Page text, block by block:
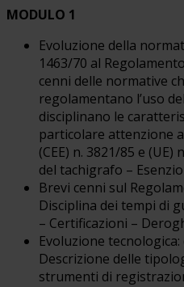
MODULO 1
Evoluzione della
1463/70 al
cenni delle normative
regolamentano l’uso
disciplinano le
particolare attenzione
(CEE) n. 3821/85 e (UE)
del tachigrafo –
Brevi cenni sul
Disciplina dei tempi di
– Certificazioni –
Evoluzione
Descrizione delle
strumenti di